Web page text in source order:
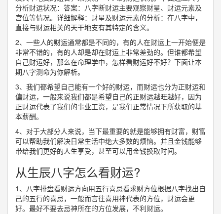
分析财运状况：答案：八字断财运主要观察财星、财运元素及
宫位等情况。详细解释：财星及财运元素的分析：在八字中，
直接与财运相关的天干地支有其特定的含义。
2、一些人的财运通常都是不同的，有的人在财运上一开始便是
非常不错的，有的人却是却在财运上非常差劲的。但谁都希望
自己财运好，那么在命理学中，怎样看财运好不好？下面让本
期八字测命为你解析。
3、我们都希望自己能有一个好的财运，而财运也分为正财运和
偏财运，一般来说我们都是希望自己的正财运越旺越好，因为
正财运代表了我们的事业工资，是我们正常情况下所获取的基
本薪酬。
4、对于大部分人来说，当下最重要的就是能够拥有财富，财富
可以帮助我们解决日常生活中绝大多数的烦恼。并且金钱能够
带给我们更好的人生享受，甚至可以用金钱换取时间。
从生辰八字怎么看财运?
1、八字排盘看财运方向用五行喜忌看求财方位根据八字找出自
己的五行的喜忌，一般而言往喜用神代表的方位，财运会更
好。最好不要去忌神所在的方位发展，不利财运。